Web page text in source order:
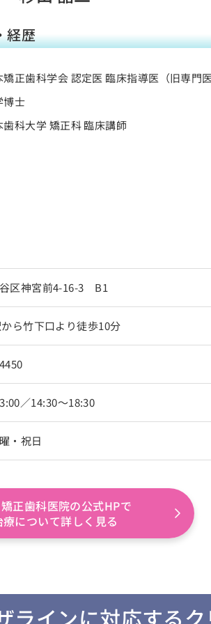
経歴
矯正歯科学会 認定医 臨床指導医（旧専門
博士
歯科大学 矯正科 臨床講師
区神宮前4-16-3 B1
ら竹下口より徒歩10分
／14:30～18:30
・祝日
正歯科医院の公式HPで
療について詳しく見る
ラインに対応する